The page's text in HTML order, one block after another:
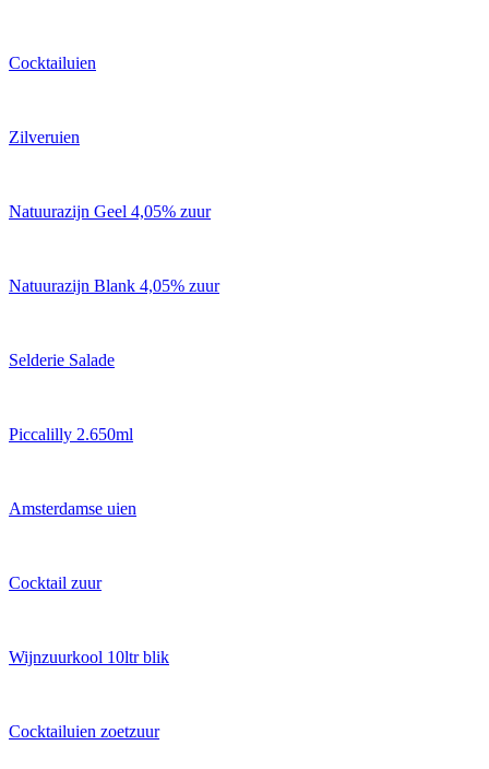
Cocktailuien
Zilveruien
Natuurazijn Geel 4,05% zuur
Natuurazijn Blank 4,05% zuur
Selderie Salade
Piccalilly 2.650ml
Amsterdamse uien
Cocktail zuur
Wijnzuurkool 10ltr blik
Cocktailuien zoetzuur